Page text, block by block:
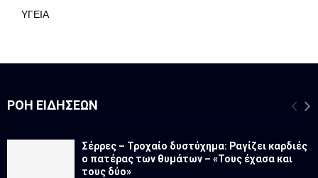
ΥΓΕΙΑ
ΡΟΉ ΕΙΔΉΣΕΩΝ
Σέρρες – Τροχαίο δυστύχημα: Ραγίζει καρδιές
ο πατέρας των θυμάτων – «Τους έχασα και
τους δύο»